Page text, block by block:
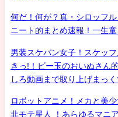
何だ！何が？真・シロッ
ニート的まとめ速報！一生童
男装スケバン女子！スケッ
きっ!！ビー玉のおいぬさん
しろ動画まで取り上げまっく
ロボットアニメ！メカと美
非モテ星人 ！あらゆるマニ